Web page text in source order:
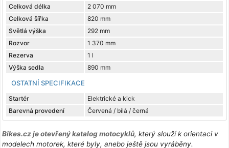
Celková délka
2 070 mm
Celková šířka
820 mm
Světlá výška
292 mm
Rozvor
1 370 mm
Rezerva
1 l
Výška sedla
890 mm
OSTATNÍ SPECIFIKACE
Startér
Elektrické a kick
Barevná provedení
Červená / bílá / černá
Bikes.cz je otevřený katalog motocyklů, který slouží k orientaci v
modelech motorek, které byly, anebo ještě jsou vyráběny.